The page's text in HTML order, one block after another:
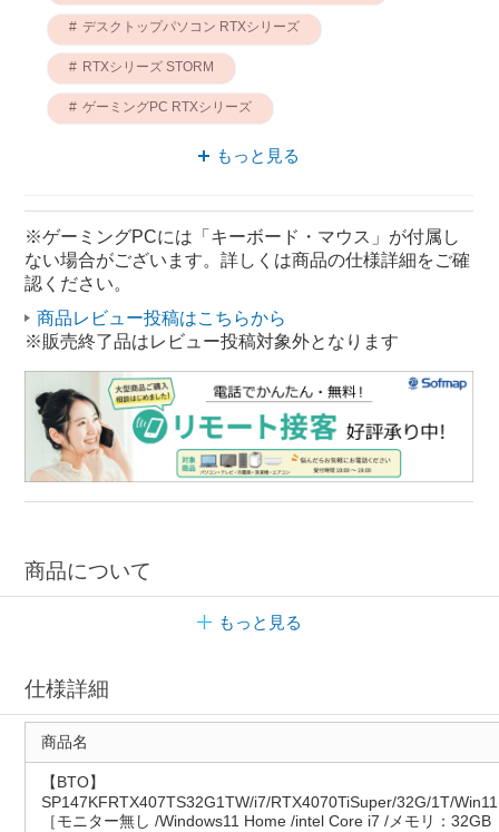
デスクトップパソコン RTXシリーズ
RTXシリーズ STORM
ゲーミングPC RTXシリーズ
Windowsデスクトップパソコン RTXシリーズ
Windowsデスクトップパソコン STORM
もっと見る
※ゲーミングPCには「キーボード・マウス」が付属し
ない場合がございます。詳しくは商品の仕様詳細をご確
認ください。
商品レビュー投稿はこちらから
※販売終了品はレビュー投稿対象外となります
商品について
もっと見る
仕様詳細
商品名
【BTO】
SP147KFRTX407TS32G1TW/i7/RTX4070TiSuper/32G/1T/Win11
［モニター無し /Windows11 Home /intel Core i7 /メモリ：32GB